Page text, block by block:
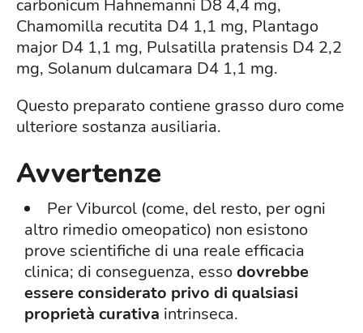
carbonicum Hahnemanni D8 4,4 mg,
Chamomilla recutita D4 1,1 mg, Plantago
major D4 1,1 mg, Pulsatilla pratensis D4 2,2
mg, Solanum dulcamara D4 1,1 mg.
Questo preparato contiene grasso duro come
ulteriore sostanza ausiliaria.
Avvertenze
Per Viburcol (come, del resto, per ogni
altro rimedio omeopatico) non esistono
prove scientifiche di una reale efficacia
clinica; di conseguenza, essodovrebbe
essere considerato privo di qualsiasi
proprietà curativa intrinseca.